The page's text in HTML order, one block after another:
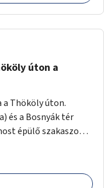
úton a
Thököly úton.
és a Bosnyák tér
épülő szakaszon